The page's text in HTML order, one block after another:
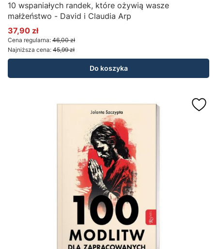
10 wspaniałych randek, które ożywią wasze
małżeństwo - David i Claudia Arp
Cena promocyjna
37,90 zł
Cena regularna: 46,00 zł
Najniższa cena: 45,99 zł
Do koszyka